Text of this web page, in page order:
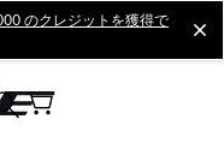
のクレジットを獲得で